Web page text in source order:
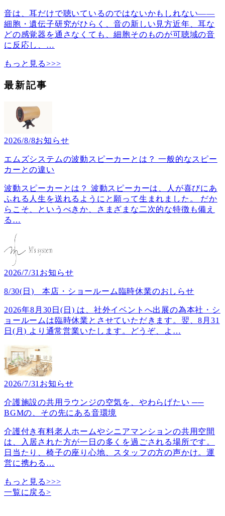
音は、耳だけで聴いているのではないかもしれない――
細胞・遺伝子研究がひらく、音の新しい見方近年、耳な
どの感覚器を通さなくても、細胞そのものが可聴域の音
に反応し、 …
もっと見る>>>
最新記事
2026/8/8お知らせ
エムズシステムの波動スピーカーとは？ 一般的なスピー
カーとの違い
波動スピーカーとは？ 波動スピーカーは、人が喜びにあ
ふれる人生を送れるようにと願って生まれました。 だか
らこそ、というべきか、さまざまな二次的な特徴も備え
る …
2026/7/31 お知らせ
8/30(日) 本店・ショールーム臨時休業のおしらせ
2026年8月30日(日) は、社外イベントへ出展の為本社・シ
ョールームは臨時休業とさせていただきます。翌、8月31
日(月) より通常営業いたします。どうぞ、よ …
2026/7/31 お知らせ
介護施設の共用ラウンジの空気を、やわらげたい ──
BGMの、その先にある音環境
介護付き有料老人ホームやシニアマンションの共用空間
は、入居された方が一日の多くを過ごされる場所です。
日当たり、椅子の座り心地、スタッフの方の声かけ。運
営に携わる …
もっと見る>>>
一覧に戻る>